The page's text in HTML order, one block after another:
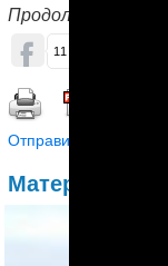
Продолжение
11
Отправить другу
Материалы по